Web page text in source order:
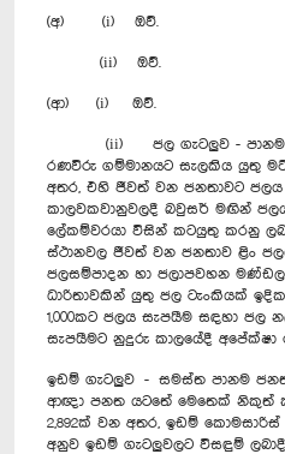
(අ) (i) ඔව්.
(ii) ඔව්.
(ආ) (i) ඔව්.
(ii) ජල ගැටලුව - පානම
රණවිරු ගම්මානයට සැලකිය යුතු
අතර, එහි ජීවත් වන ජනතාවට
කාලවකවානුවලදී බවුසර් මඟින් ජලය
ලේකම්වරයා විසින් කටයුතු කරනු
ස්ථානවල ජීවත් වන ජනතාව ළිං
ජලසම්පාදන හා ජලාපවහන
ධාරිතාවකින් යුතු ජල ටැංකියක්
1,000කට ජලය සැපයීම සඳහා
සැපයීමට නුදුරු කාලයේදී අපේක්ෂා
ඉඩම් ගැටලුව - සමස්ත පානම
ආඥා පනත යටතේ මෙතෙක් නිකුත්
2,892ක් වන අතර, ඉඩම් කොමසාරිස්
අනුව ඉඩම් ගැටලුවලට විසඳුම්